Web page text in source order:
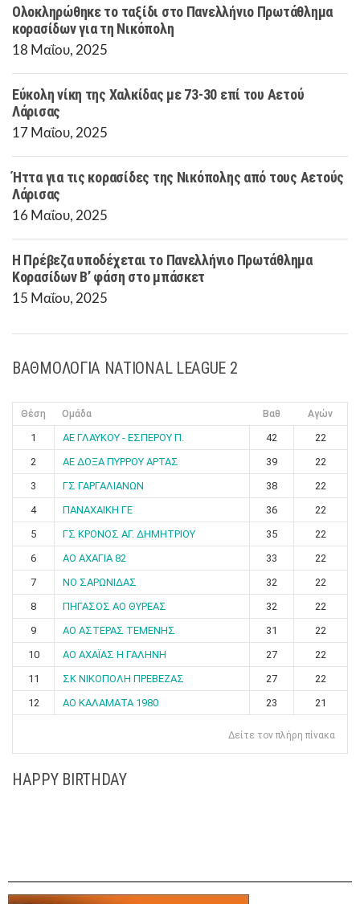
Ολοκληρώθηκε το ταξίδι στο Πανελλήνιο Πρωτάθλημα
κορασίδων για τη Νικόπολη
18 Μαΐου, 2025
Εύκολη νίκη της Χαλκίδας με 73-30 επί του Αετού
Λάρισας
17 Μαΐου, 2025
Ήττα για τις κορασίδες της Νικόπολης από τους Αετούς
Λάρισας
16 Μαΐου, 2025
Η Πρέβεζα υποδέχεται το Πανελλήνιο Πρωτάθλημα
Κορασίδων Β’ φάση στο μπάσκετ
15 Μαΐου, 2025
ΒΑΘΜΟΛΟΓΙΑ NATIONAL LEAGUE 2
Θέση Ομάδα Βαθ Αγών
1 ΑΕ ΓΛΑΥΚΟΥ - ΕΣΠΕΡΟΥ Π. 42
22
2
ΑΕ ΔΟΞΑ ΠΥΡΡΟΥ ΑΡΤΑΣ 39
22
3
ΓΣ ΓΑΡΓΑΛΙΑΝΩΝ 38
22
4
ΠΑΝΑΧΑΙΚΗ ΓΕ 36
22
5
ΓΣ ΚΡΟΝΟΣ ΑΓ. ΔΗΜΗΤΡΙΟΥ 35
22
6
ΑΟ ΑΧΑΓΙΑ 82 33
22
7
ΝΟ ΣΑΡΩΝΙΔΑΣ 32
22
8
ΠΗΓΑΣΟΣ ΑΟ ΘΥΡΕΑΣ 32
22
9
ΑΟ ΑΣΤΕΡΑΣ ΤΕΜΕΝΗΣ 31
22
10
ΑΟ ΑΧΑΪΑΣ Η ΓΑΛΗΝΗ 27
22
11
ΣΚ ΝΙΚΟΠΟΛΗ ΠΡΕΒΕΖΑΣ 27
22
12
ΑΟ ΚΑΛΑΜΑΤΑ 1980 23 21
Δείτε τον πλήρη πίνακα
HAPPY BIRTHDAY